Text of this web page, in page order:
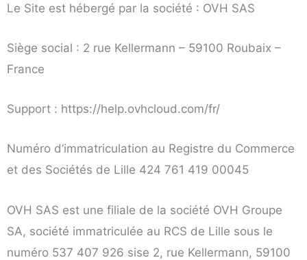
Le Site est hébergé par la société : OVH SAS
Siège social : 2 rue Kellermann – 59100 Roubaix –
France
Support : https://help.ovhcloud.com/fr/
Numéro d’immatriculation au Registre du Commerce
et des Sociétés de Lille 424 761 419 00045
OVH SAS est une filiale de la société OVH Groupe
SA, société immatriculée au RCS de Lille sous le
numéro 537 407 926 sise 2, rue Kellermann, 59100